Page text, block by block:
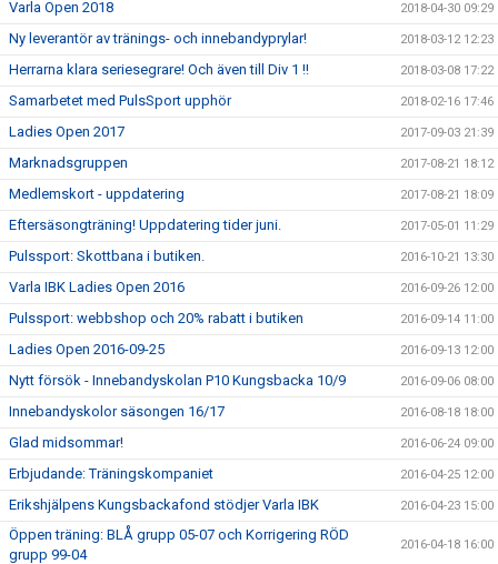
Varla Open 2018 2018-04-30 09:29
Ny leverantör av tränings- och innebandyprylar! 2018-03-12 12:23
Herrarna klara seriesegrare! Och även till Div 1 !! 2018-03-08 17:22
Samarbetet med PulsSport upphör 2018-02-16 17:46
Ladies Open 2017 2017-09-03 21:39
Marknadsgruppen 2017-08-21 18:12
Medlemskort - uppdatering 2017-08-21 18:09
Eftersäsongträning! Uppdatering tider juni. 2017-05-01 11:29
Pulssport: Skottbana i butiken. 2016-10-21 13:30
Varla IBK Ladies Open 2016 2016-09-26 12:00
Pulssport: webbshop och 20% rabatt i butiken 2016-09-14 11:00
Ladies Open 2016-09-25 2016-09-13 12:00
Nytt försök - Innebandyskolan P10 Kungsbacka 10/9 2016-09-06 08:00
Innebandyskolor säsongen 16/17 2016-08-18 18:00
Glad midsommar! 2016-06-24 09:00
Erbjudande: Träningskompaniet 2016-04-25 12:00
Erikshjälpens Kungsbackafond stödjer Varla IBK 2016-04-23 15:00
Öppen träning: BLÅ grupp 05-07 och Korrigering RÖD
grupp 99-04
2016-04-18 16:00